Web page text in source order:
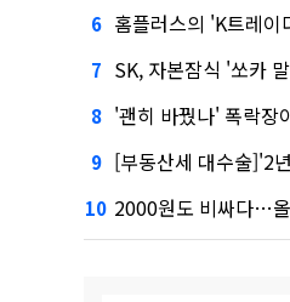
6 홈플러스의 'K트레이더
7 SK, 자본잠식 '쏘카
8 '괜히 바꿨나' 폭락장이 할퀸
9 [부동산세 대수술]'2년
10 2000원도 비싸다…올리브영,